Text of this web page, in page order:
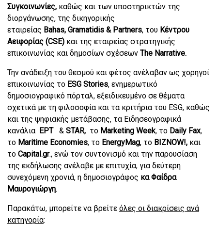
Συγκοινωνίες, καθώς και των υποστηρικτών της
διοργάνωσης, της δικηγορικής
εταιρείας Bahas, Gramatidis &Partners, του Κέντρου
Αειφορίας (CSE) και της εταιρείας στρατηγικής
επικοινωνίας και δημοσίων σχέσεων The Narrative.
Την ανάδειξη του θεσμού και φέτος ανέλαβαν ως χορηγοί
επικοινωνίας το ΕSG Stories, ενημερωτικό
δημοσιογραφικό πόρταλ, εξειδικευμένο σε θέματα
σχετικά με τη φιλοσοφία και τα κριτήρια του ESG, καθώς
και της ψηφιακής μετάβασης, τα Ειδησεογραφικά
κανάλια ΕΡΤ & STAR, το Marketing Week, το Daily Fax,
το Maritime Economies, το EnergyMag, το BIZNOW!, και
το Capital.gr., ενώ τον συντονισμό και την παρουσίαση
της εκδήλωσης ανέλαβε με επιτυχία, για δεύτερη
συνεχόμενη χρονιά, η δημοσιογράφος κα Φαίδρα
Μαυρογιώργη.
Παρακάτω, μπορείτε να βρείτε όλες οι διακρίσεις ανά
κατηγορία: